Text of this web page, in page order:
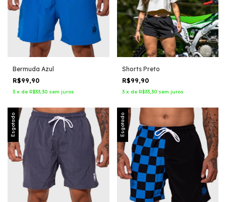
Bermuda Azul
R$99,90
3 x de R$33,30 sem juros
Shorts Preto
R$99,90
3 x de R$33,30 sem juros
Esgotado Esgotado